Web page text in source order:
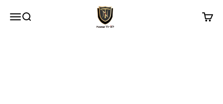
メニュー
検索
New Trip
カート